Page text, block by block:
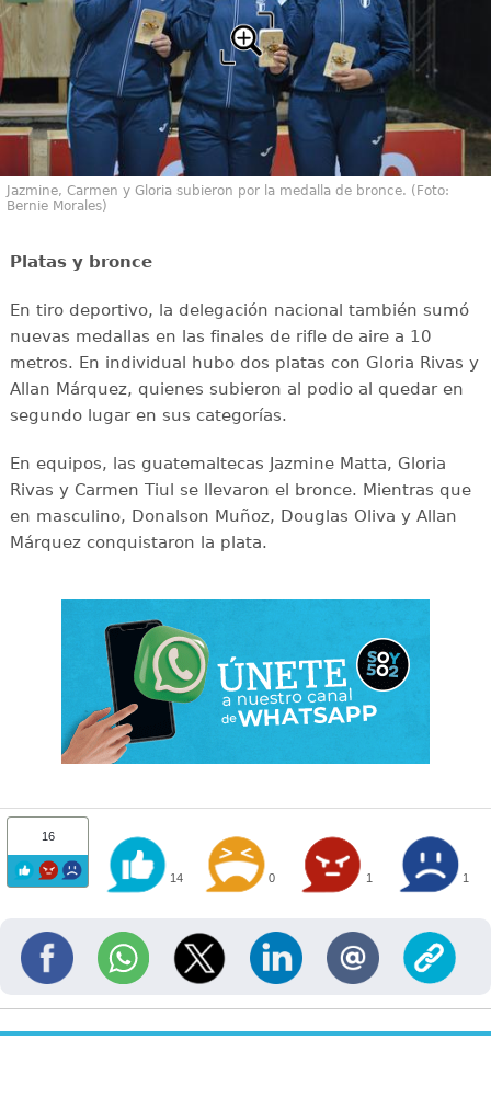
Jazmine, Carmen y Gloria subieron por la medalla de bronce. (Foto:
Bernie Morales)
Platas y bronce
En tiro deportivo, la delegación nacional también sumó
nuevas medallas en las finales de rifle de aire a 10
metros. En individual hubo dos platas con Gloria Rivas y
Allan Márquez, quienes subieron al podio al quedar en
segundo lugar en sus categorías.
En equipos, las guatemaltecas Jazmine Matta, Gloria
Rivas y Carmen Tiul se llevaron el bronce. Mientras que
en masculino, Donalson Muñoz, Douglas Oliva y Allan
Márquez conquistaron la plata.
16
14 0 1 1